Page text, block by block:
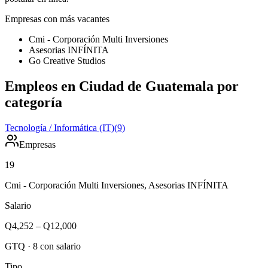
Empresas con más vacantes
Cmi - Corporación Multi Inversiones
Asesorias INFÍNITA
Go Creative Studios
Empleos en Ciudad de Guatemala por
categoría
Tecnología / Informática (IT)(9)
Empresas
19
Cmi - Corporación Multi Inversiones, Asesorias INFÍNITA
Salario
Q4,252 – Q12,000
GTQ · 8 con salario